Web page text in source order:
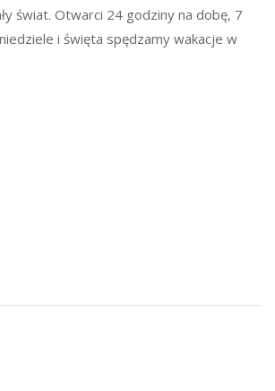
świat. Otwarci 24 godziny na dobę, 7
i święta spędzamy wakacje w